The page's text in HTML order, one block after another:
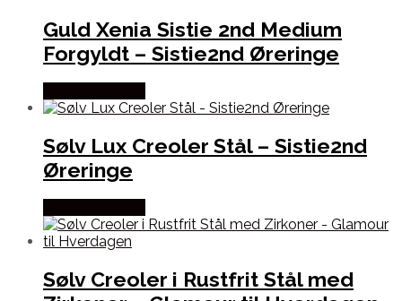
Guld Xenia Sistie 2nd Medium
Forgyldt – Sistie2nd Øreringe
Sølv Lux Creoler Stål – Sistie2nd
Øreringe
Sølv Creoler i Rustfrit Stål med